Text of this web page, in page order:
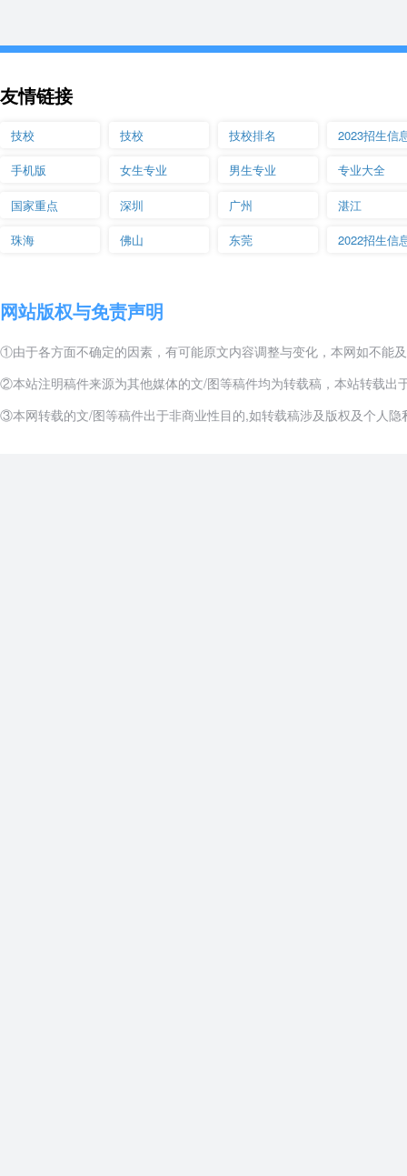
友情链接
技校 技校 技校排名 2023招生信
手机版 女生专业 男生专业 专业大全
国家重点 深圳 广州 湛江
珠海 佛山 东莞 2022招生信
网站版权与免责声明
①由于各方面不确定的因素，有可能原文内容调整与变化，本网如不能
②本站注明稿件来源为其他媒体的文/图等稿件均为转载稿，本站转载
③本网转载的文/图等稿件出于非商业性目的,如转载稿涉及版权及个人